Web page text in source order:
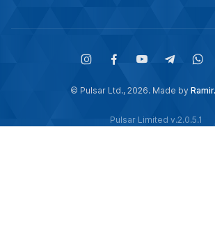
© Pulsar Ltd., 2026. Made by
Pulsar Limited v.2.0.5.1